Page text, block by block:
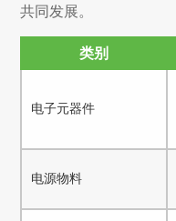
共同发展。
类别
电子元器件
电源物料